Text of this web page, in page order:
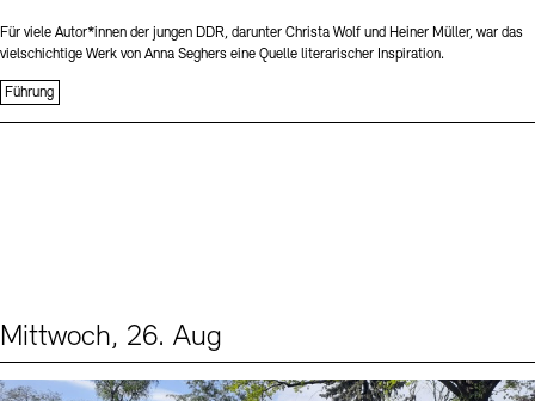
Für viele Autor*innen der jungen DDR, darunter Christa Wolf und Heiner Müller, war das
vielschichtige Werk von Anna Seghers eine Quelle literarischer Inspiration.
Führung
Mittwoch, 26. Aug